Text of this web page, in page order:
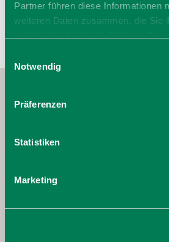
Partner führen diese Informationen
weiteren Daten zusammen, die Sie
Cookies, wenn Sie unsere Webseite
Notwendig
Präferenzen
Statistiken
Marketing